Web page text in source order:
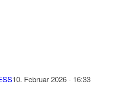
10. Februar 2026 - 16:33